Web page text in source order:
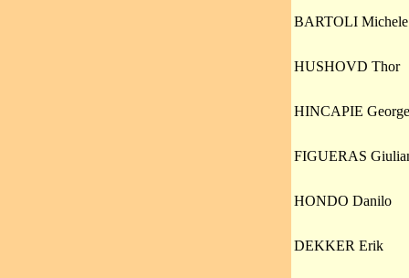
BARTOLI Michele
HUSHOVD Thor
HINCAPIE George
FIGUERAS
HONDO Danilo
DEKKER Erik